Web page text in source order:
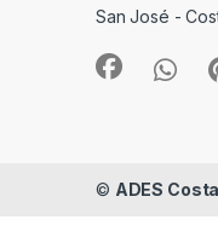
San José -
© ADES